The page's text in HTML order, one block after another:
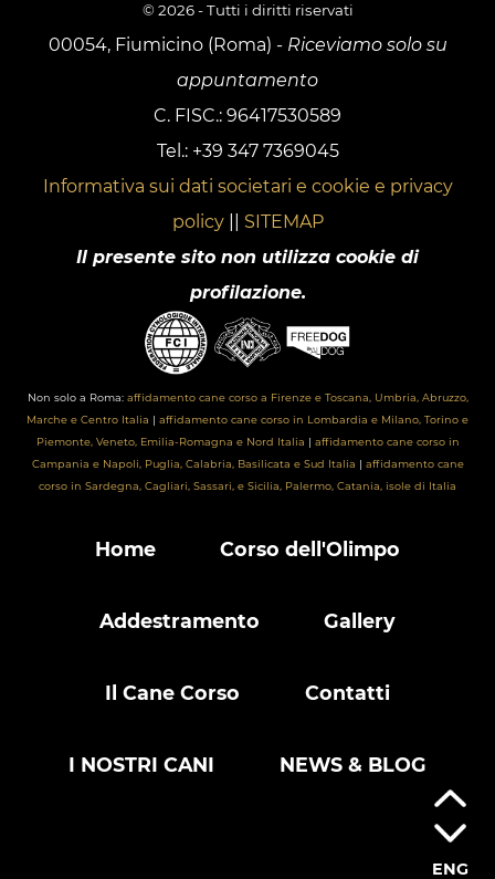
ENG
© 2026 - Tutti i diritti riservati
00054, Fiumicino (Roma) - Riceviamo solo su
appuntamento
C. FISC.: 96417530589
Tel.: +39 347 7369045
Informativa sui dati societari e cookie e privacy
policy|| SITEMAP
Il presente sito non utilizza cookie di
profilazione.
Non solo a Roma: affidamento cane corso a Firenze e Toscana, Umbria, Abruzzo,
Marche e Centro Italia | affidamento cane corso in Lombardia e Milano, Torino e
Piemonte, Veneto, Emilia-Romagna e Nord Italia | affidamento cane corso in
Campania e Napoli, Puglia, Calabria, Basilicata e Sud Italia | affidamento cane
corso in Sardegna, Cagliari, Sassari, e Sicilia, Palermo, Catania, isole di Italia
Home Corso dell'Olimpo
Addestramento Gallery
Il Cane Corso Contatti
I NOSTRI CANI NEWS & BLOG